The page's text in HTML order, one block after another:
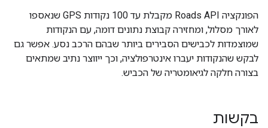
הפונקציה Roads API
מקבלת עד 100 נקודות GPS שנאספו
לאורך מסלול, ומחזירה קבוצת נתונים דומה, עם הנקודות
שמוצמדות לכבישים הסבירים ביותר שבהם הרכב נסע. אפשר גם
לבקש שהנקודות יעברו אינטרפולציה, וכך ייווצר נתיב שמתאים
בצורה חלקה לגיאומטריה של הכביש.
בקשות